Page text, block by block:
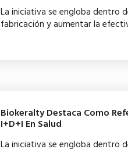
La iniciativa se engloba dentro
fabricación y aumentar la
Biokeralty Destaca Como
I+D+i En Salud
La iniciativa se engloba dentro